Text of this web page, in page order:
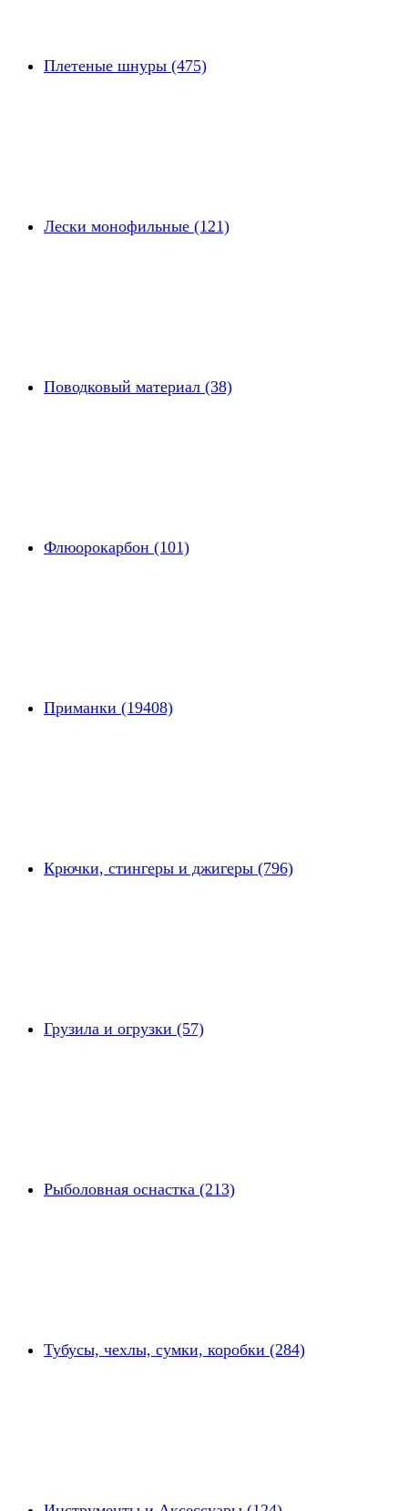
Плетеные шнуры (475)
Лески монофильные (121)
Поводковый материал (38)
Флюорокарбон (101)
Приманки (19408)
Крючки, стингеры и джигеры (796)
Грузила и огрузки (57)
Рыболовная оснастка (213)
Тубусы, чехлы, сумки, коробки (284)